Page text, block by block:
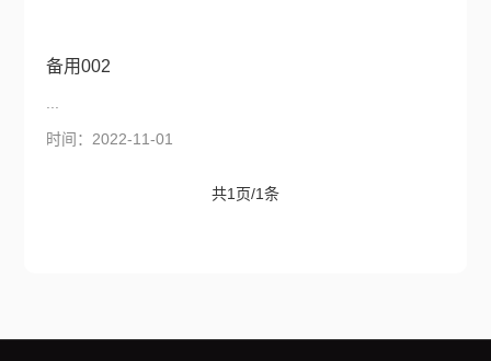
备用002
时间：2022-11-01
共1页/1条